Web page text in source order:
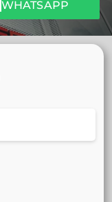
WHATSAPP